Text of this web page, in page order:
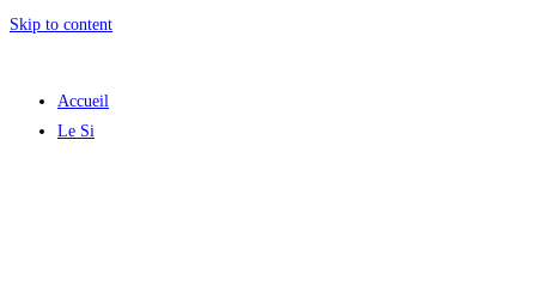
Skip to content
Accueil
Le Si